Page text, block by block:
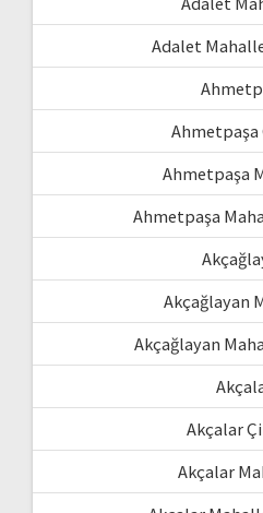
Adalet
Ahmetpaşa
Ahmetpaşa
Akçağlayan
Akçağlayan
Akçalar
Akçalar